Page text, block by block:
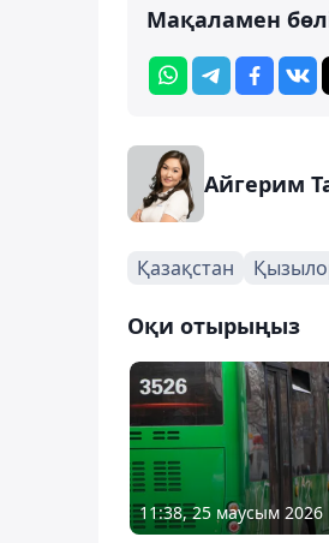
Мақаламен
Айгерим
Қазақстан
Оқи отырыңыз
11:38, 25 маусым 2026